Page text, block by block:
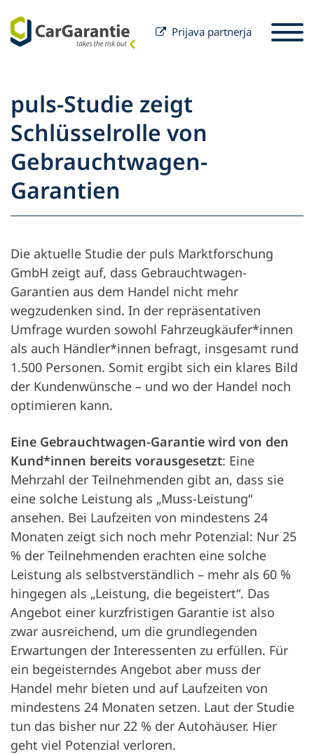
Prijava partnerja
Partner
Lastnik vozila
Servis in podpora
Partner
Lastnik vozila
Naše podjetje
puls-Studie zeigt
Schlüsselrolle von
Gebrauchtwagen-
Garantien
Die aktuelle Studie der puls Marktforschung
GmbH zeigt auf, dass Gebrauchtwagen-
Garantien aus dem Handel nicht mehr
wegzudenken sind. In der repräsentativen
Umfrage wurden sowohl Fahrzeugkäufer*innen
als auch Händler*innen befragt, insgesamt rund
1.500 Personen. Somit ergibt sich ein klares Bild
der Kundenwünsche – und wo der Handel noch
optimieren kann.
Eine Gebrauchtwagen-Garantie wird von den
Kund*innen bereits vorausgesetzt: Eine
Mehrzahl der Teilnehmenden gibt an, dass sie
eine solche Leistung als „Muss-Leistung“
ansehen. Bei Laufzeiten von mindestens 24
Monaten zeigt sich noch mehr Potenzial: Nur 25
% der Teilnehmenden erachten eine solche
Leistung als selbstverständlich – mehr als 60 %
hingegen als „Leistung, die begeistert“. Das
Angebot einer kurzfristigen Garantie ist also
zwar ausreichend, um die grundlegenden
Erwartungen der Interessenten zu erfüllen. Für
ein begeisterndes Angebot aber muss der
Handel mehr bieten und auf Laufzeiten von
mindestens 24 Monaten setzen. Laut der Studie
tun das bisher nur 22 % der Autohäuser. Hier
geht viel Potenzial verloren.